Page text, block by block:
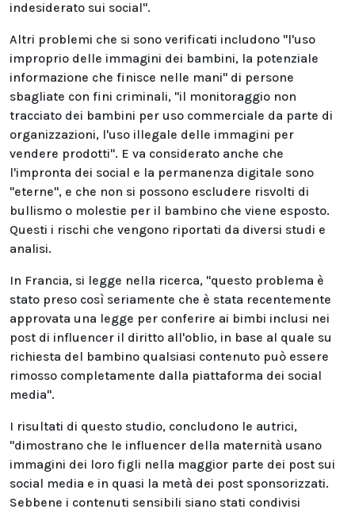
indesiderato sui social".
Altri problemi che si sono verificati includono "l'uso
improprio delle immagini dei bambini, la potenziale
informazione che finisce nelle mani" di persone
sbagliate con fini criminali, "il monitoraggio non
tracciato dei bambini per uso commerciale da parte di
organizzazioni, l'uso illegale delle immagini per
vendere prodotti". E va considerato anche che
l'impronta dei social e la permanenza digitale sono
"eterne", e che non si possono escludere risvolti di
bullismo o molestie per il bambino che viene esposto.
Questi i rischi che vengono riportati da diversi studi e
analisi.
In Francia, si legge nella ricerca, "questo problema è
stato preso così seriamente che è stata recentemente
approvata una legge per conferire ai bimbi inclusi nei
post di influencer il diritto all'oblio, in base al quale su
richiesta del bambino qualsiasi contenuto può essere
rimosso completamente dalla piattaforma dei social
media".
I risultati di questo studio, concludono le autrici,
"dimostrano che le influencer della maternità usano
immagini dei loro figli nella maggior parte dei post sui
social media e in quasi la metà dei post sponsorizzati.
Sebbene i contenuti sensibili siano stati condivisi